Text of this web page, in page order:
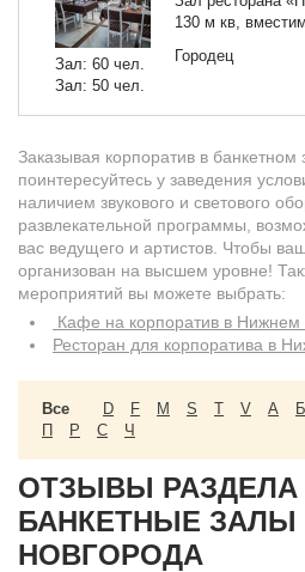
Зал: 60 чел.
Зал: 50 чел.
130 м кв,
Городец
Заказывая корпоратив в
поинтересуйтесь у заведения
наличием звукового и светового
развлекательной программы,
вас ведущего и артистов. Чтобы
организован на высшем уровне!
мероприятий вы можете выбрать:
Кафе на корпоратив в Нижнем
Ресторан для корпоратива в
Все D F M S T V А Б
П
Р С Ч
ОТЗЫВЫ РАЗДЕЛА
БАНКЕТНЫЕ
НОВГОРОДА